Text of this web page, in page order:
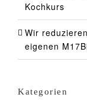
Kochkurs
Wir
eigenen
Kategorien